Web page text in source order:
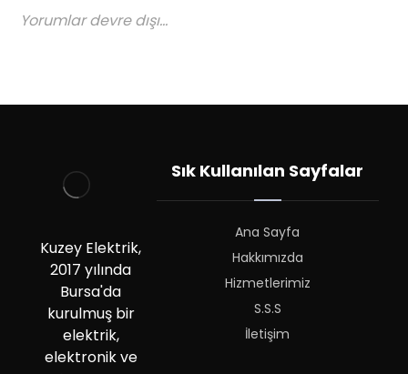
Yorumlar devre dışı...
Kuzey Elektrik,
2017 yılında
Bursa'da
kurulmuş bir
elektrik,
elektronik ve
Sık Kullanılan Sayfalar
Ana Sayfa
Hakkımızda
Hizmetlerimiz
S.S.S
İletişim